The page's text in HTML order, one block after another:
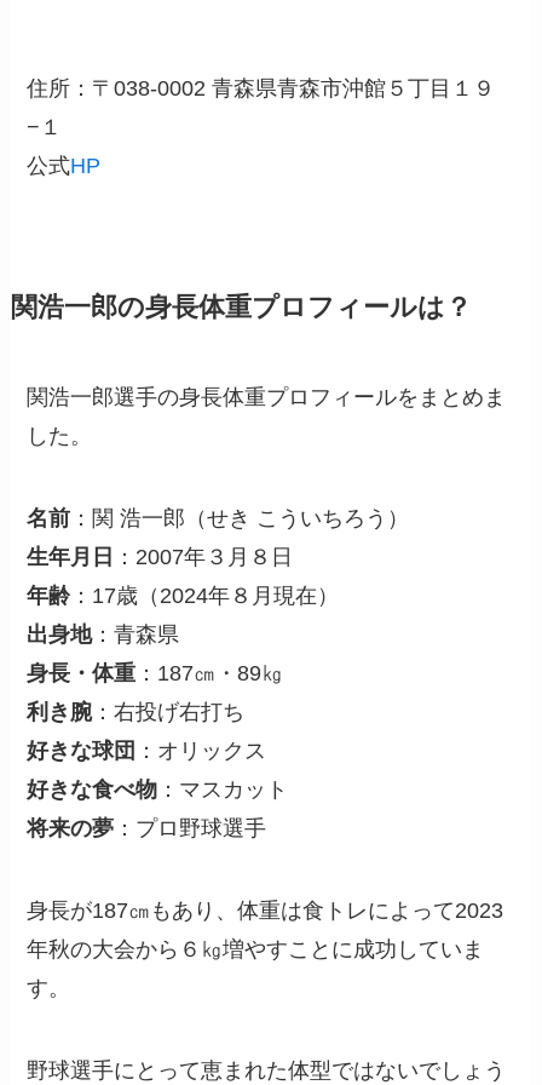
住所：〒038-0002 青森県青森市沖館５丁目１９
−１
公式HP
関浩一郎の身長体重プロフィールは？
関浩一郎選手の身長体重プロフィールをまとめま
した。
名前 ：関 浩一郎（せき こういちろう）
生年月日 ：2007年３月８日
年齢：17歳（2024年８月現在）
出身地：青森県
身長・体重 ：187㎝・89㎏
利き腕：右投げ右打ち
好きな球団 ：オリックス
好きな食べ物 ：マスカット
将来の夢 ：プロ野球選手
身長が187㎝もあり、体重は食トレによって2023
年秋の大会から６㎏増やすことに成功していま
す。
野球選手にとって恵まれた体型ではないでしょう